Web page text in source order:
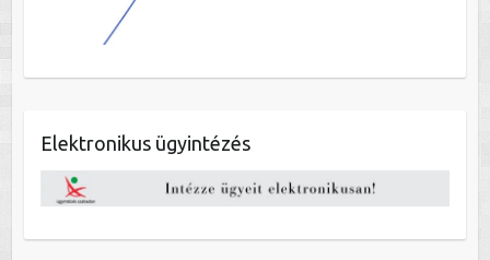
Elektronikus ügyintézés